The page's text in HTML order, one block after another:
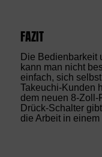
FAZIT
Die Bedienbarkeit
kann man nicht
einfach, sich
Takeuchi-Kunden
dem neuen 8-Zoll-
Drück-Schalter
die Arbeit in